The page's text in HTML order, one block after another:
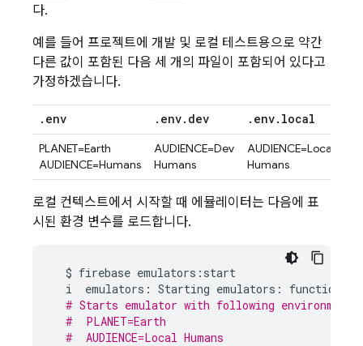
다.
예를 들어 프로젝트에 개발 및 로컬 테스트용으로 약간
다른 값이 포함된 다음 세 개의 파일이 포함되어 있다고
가정하겠습니다.
. env . env. dev . env. local
PLANET=Earth
AUDIENCE=Humans
AUDIENCE=Dev
Humans
AUDIENCE=Local
Humans
로컬 컨텍스트에서 시작할 때 에뮬레이터는 다음에 표
시된 환경 변수를 로드합니다.
$ firebase emulators : start
i
emulators : Starting emulators :
functions
# Starts emulator with following environment
#  PLANET=Earth
#  AUDIENCE=Local Humans